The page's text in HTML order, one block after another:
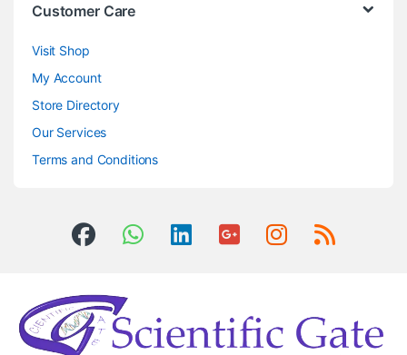
Customer Care
Visit Shop
My Account
Store Directory
Our Services
Terms and Conditions